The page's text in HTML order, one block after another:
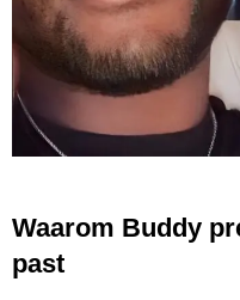
Waarom Buddy
past